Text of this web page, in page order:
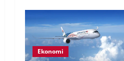
Ekonomi